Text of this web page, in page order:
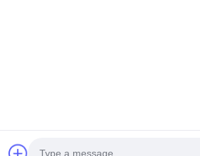
©2024- Sichuan Yinhuasheng Technology Co.,